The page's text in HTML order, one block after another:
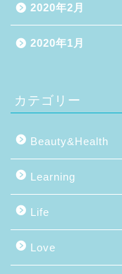
2020年2月
2020年1月
カテゴリー
Beauty&Health
Learning
Life
Love